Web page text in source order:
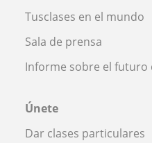
Tusclases en el mundo
Sala de prensa
Informe sobre el futuro
Únete
Dar clases particulares